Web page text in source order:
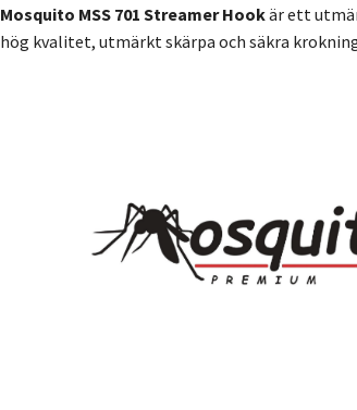
Mosquito MSS 701 Streamer Hookär ett
hög kvalitet, utmärkt skärpa och säkra